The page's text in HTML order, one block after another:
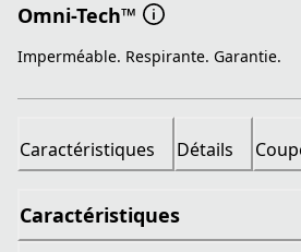
Omni-Tech™
Imperméable. Respirante. Garantie.
Caractéristiques Détails
Caractéristiques